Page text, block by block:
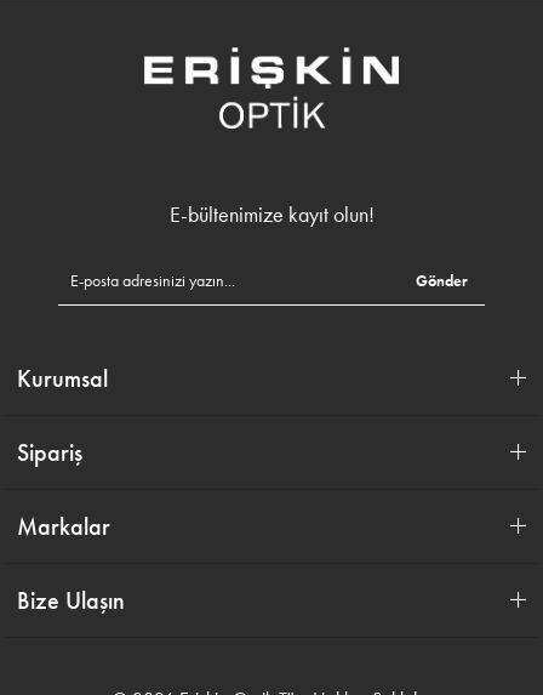
E-bültenimize kayıt olun!
Gönder
Kurumsal
Sipariş
Markalar
Bize Ulaşın